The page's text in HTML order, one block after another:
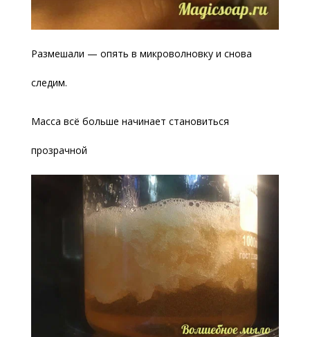
Размешали — опять в микроволновку и снова
следим.
Масса всё больше начинает становиться
прозрачной